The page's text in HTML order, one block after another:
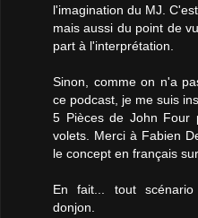
l'imagination du MJ.
mais aussi du point de
part à l'interprétation.
Sinon, comme on n'a
ce podcast, je me suis
5 Pièces de John Four
volets. Merci à Fabien
le concept en français
En fait... tout
donjon.